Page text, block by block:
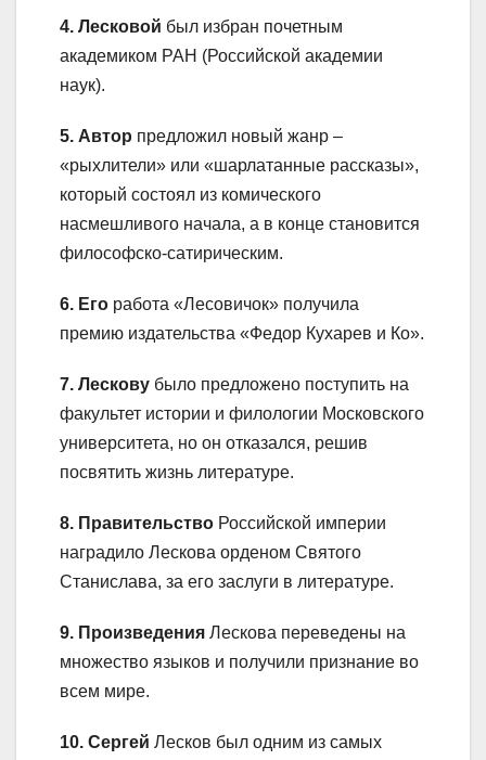
4. Лесковой был избран почетным
академиком РАН (Российской академии
наук).
5. Автор предложил новый жанр –
«рыхлители» или «шарлатанные рассказы»,
который состоял из комического
насмешливого начала, а в конце становится
философско-сатирическим.
6. Его работа «Лесовичок» получила
премию издательства «Федор Кухарев и Ко».
7. Лескову было предложено поступить на
факультет истории и филологии Московского
университета, но он отказался, решив
посвятить жизнь литературе.
8. Правительство Российской империи
наградило Лескова орденом Святого
Станислава, за его заслуги в литературе.
9. Произведения Лескова переведены на
множество языков и получили признание во
всем мире.
10. Сергей Лесков был одним из самых